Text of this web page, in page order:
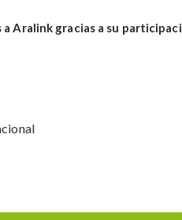
Aralink gracias a su